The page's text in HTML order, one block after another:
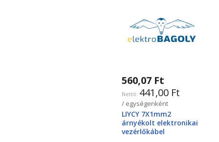
560,07 Ft
441,00 Ft
/ egységenként
LIYCY 7X1mm2
árnyékolt elektronikai
vezérlőkábel